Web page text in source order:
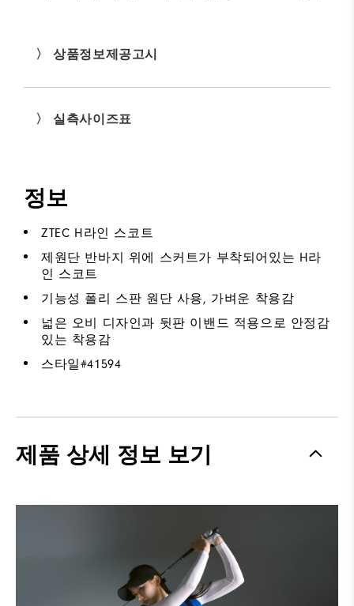
〉 상품정보제공고시
〉 실측사이즈표
정보
ZTEC H라인 스코트
제원단 반바지 위에 스커트가 부착되어있는 H라
인 스코트
기능성 폴리 스판 원단 사용, 가벼운 착용감
넓은 오비 디자인과 뒷판 이밴드 적용으로 안정감
있는 착용감
스타일#41594
제품 상세 정보 보기